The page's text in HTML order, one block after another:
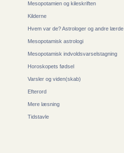
Mesopotamien og kileskriften
Kilderne
Hvem var de? Astrologer og andre lærde
Mesopotamisk astrologi
Mesopotamisk indvoldsvarselstagning
Horoskopets fødsel
Varsler og viden(skab)
Efterord
Mere læsning
Tidstavle